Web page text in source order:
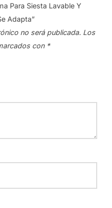
Para Siesta Lavable Y
Adapta”
no será publicada. Los
con *